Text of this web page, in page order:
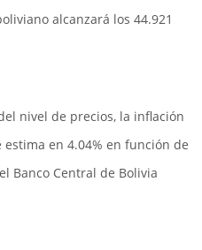
alcanzará los 44.921
nivel de precios, la inflación
en 4.04% en función de
Banco Central de Bolivia